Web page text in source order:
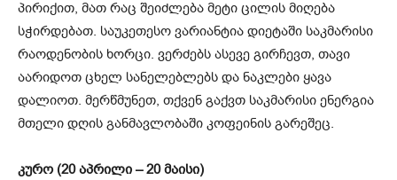
პირიქით, მათ რაც შეიძლება მეტი ცილის მიღება
სჭირდებათ. საუკეთესო ვარიანტია დიეტაში საკმარისი
რაოდენობის ხორცი. ვერძებს ასევე გირჩევთ, თავი
აარიდოთ ცხელ სანელებლებს და ნაკლები ყავა
დალიოთ. მერწმუნეთ, თქვენ გაქვთ საკმარისი ენერგია
მთელი დღის განმავლობაში კოფეინის გარეშეც.
კურო (20 აპრილი – 20 მაისი)